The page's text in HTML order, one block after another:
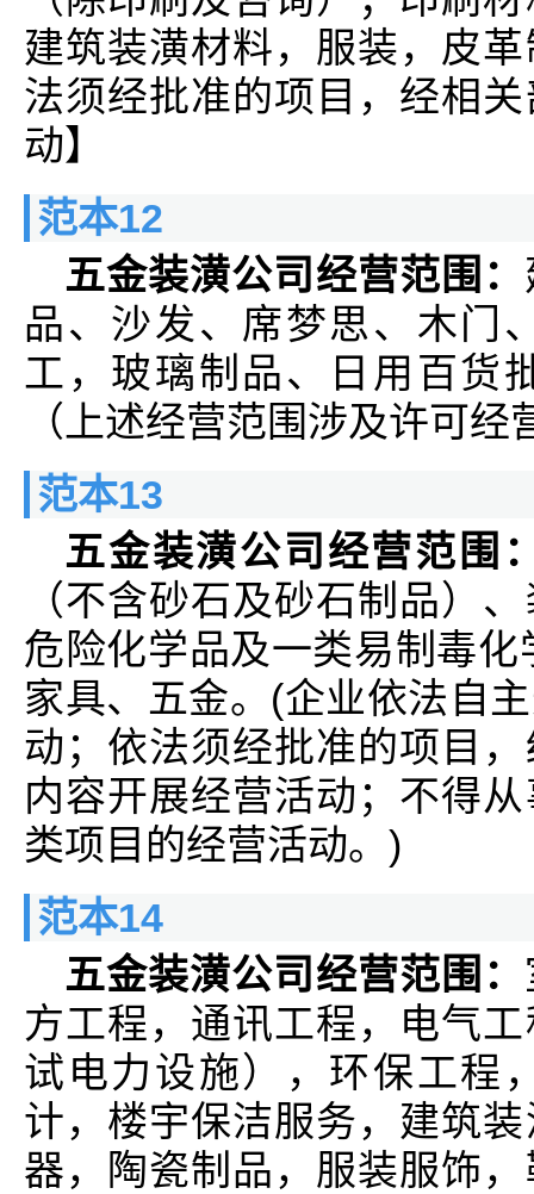
建筑装潢材料，服装，皮
法须经批准的项目，经相
动】
范本12
五金装潢公司经营范围：
品、沙发、席梦思、木门
工，玻璃制品、日用百货
（上述经营范围涉及许可
范本13
五金装潢公司经营范围
（不含砂石及砂石制品）
危险化学品及一类易制毒
家具、五金。(企业依法自
动；依法须经批准的项目
内容开展经营活动；不得
类项目的经营活动。)
范本14
五金装潢公司经营范围：
方工程，通讯工程，电气
试电力设施），环保工程
计，楼宇保洁服务，建筑
器，陶瓷制品，服装服饰